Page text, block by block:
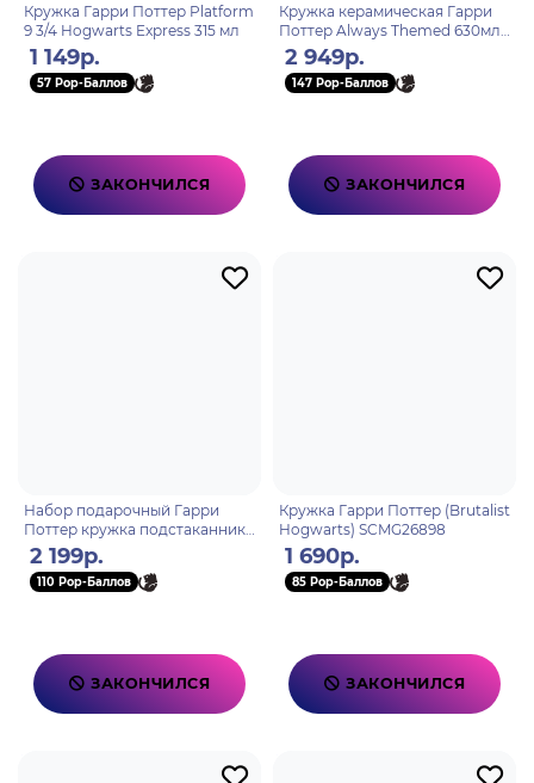
Кружка Гарри Поттер Platform
9 3/4 Hogwarts Express 315 мл
1 149р.
57 Pop-Баллов
ЗАКОНЧИЛСЯ
Кружка керамическая Гарри
Поттер Always Themed 630мл
SCMG26663
2 949р.
147 Pop-Баллов
ЗАКОНЧИЛСЯ
Набор подарочный Гарри
Поттер кружка подстаканник
контейнер
2 199р.
110 Pop-Баллов
ЗАКОНЧИЛСЯ
Кружка Гарри Поттер (Brutalist
Hogwarts) SCMG26898
1 690р.
85 Pop-Баллов
ЗАКОНЧИЛСЯ